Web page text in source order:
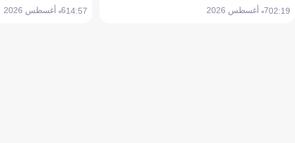
02:197 أغسطس 2026 14:576 أغسطس 2026